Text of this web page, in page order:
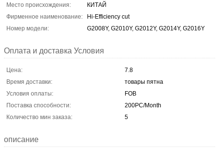
Место происхождения:
КИТАЙ
Фирменное наименование:
Hi-Efficiency cut
Номер модели:
G2008Y, G2010Y, G2012Y, G2014Y, G2016Y
Оплата и доставка Условия
Цена:
7.8
Время доставки:
товары пятна
Условия оплаты:
FOB
Поставка способности:
200PC/Month
Количество мин заказа:
5
описание